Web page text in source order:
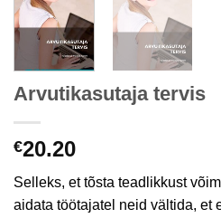
Arvutikasutaja tervis
€20.20
Selleks, et tõsta teadlikkust
aidata töötajatel neid vältida, et